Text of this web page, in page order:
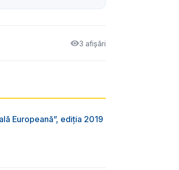
3 afișări
Europeană”, ediția 2019